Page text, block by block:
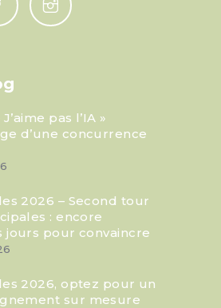
J’aime pas l’IA »
d’une concurrence
2026 – Second tour
: encore
jours pour convaincre
2026, optez pour un
sur mesure